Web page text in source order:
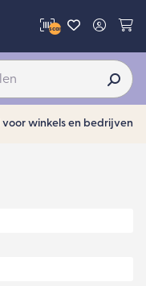
scan
voor winkels en bedrijven